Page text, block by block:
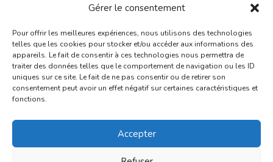
Gérer le consentement
Pour offrir les meilleures expériences, nous utilisons des technologies
telles que les cookies pour stocker et/ou accéder aux informations des
appareils. Le fait de consentir à ces technologies nous permettra de
traiter des données telles que le comportement de navigation ou les ID
uniques sur ce site. Le fait de ne pas consentir ou de retirer son
consentement peut avoir un effet négatif sur certaines caractéristiques et
fonctions.
Accepter
Conditions de remboursement
Information de livraison
Politique de confidentialité
Politique en matière de cookies
© 2025 Aves Aguiar